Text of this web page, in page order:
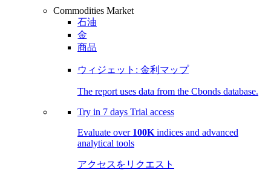
Commodities Market
石油
金
商品
ウィジェット: 金利マップ
The report uses data from the Cbonds database.
Try in 7 days Trial access
Evaluate over 100K indices and advanced
analytical tools
アクセスをリクエスト